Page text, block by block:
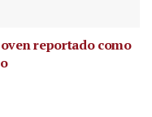
reportado como